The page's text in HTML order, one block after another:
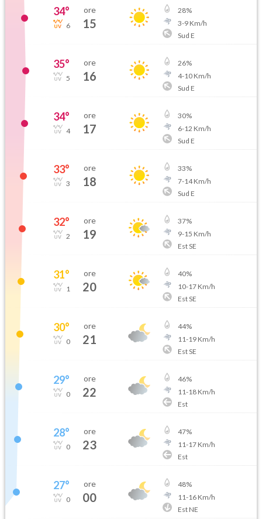
34°
6
ore
15
28%
3-9Km/h
Sud E
35°
5
ore
16
26%
4-10Km/h
Sud E
34°
4
ore
17
30%
6-12 Km/h
Sud E
33°
3
ore
18
33%
7-14Km/h
Sud E
32°
2
ore
19
37%
9-15 Km/h
Est SE
31°
1
ore
20
40%
10-17Km/h
Est SE
30°
0
ore
21
44%
11-19Km/h
Est SE
29°
0
ore
22
46%
11-18Km/h
Est
28°
0
ore
23
47%
11-17Km/h
Est
27°
0
ore
00
48%
11-16Km/h
Est NE